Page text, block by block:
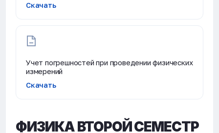
Скачать
Учет погрешностей при проведении физических
измерений
Скачать
ФИЗИКА ВТОРОЙ СЕМЕСТР